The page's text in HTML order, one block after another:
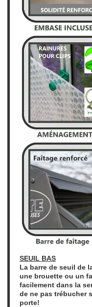
SEUIL BAS
La barre de seuil de
une brouette ou un
facilement dans la
de ne pas trébucher
porte!